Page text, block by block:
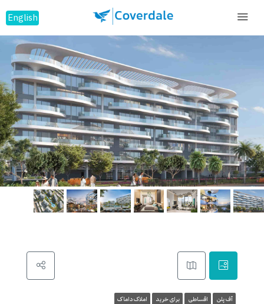
English
آف پلن اقساطی برای خرید املاک داماک